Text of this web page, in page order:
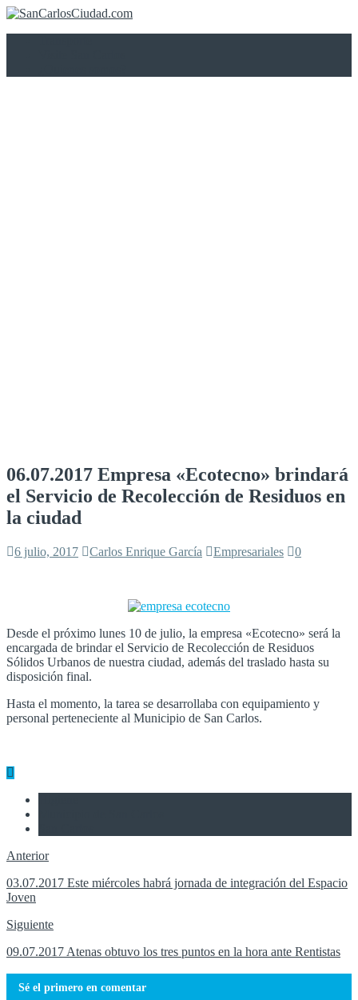
06.07.2017 Empresa «Ecotecno» brindará
el Servicio de Recolección de Residuos en
la ciudad
6 julio, 2017 Carlos Enrique García Empresariales 0
Desde el próximo lunes 10 de julio, la empresa «Ecotecno» será la
encargada de brindar el Servicio de Recolección de Residuos
Sólidos Urbanos de nuestra ciudad, además del traslado hasta su
disposición final.
Hasta el momento, la tarea se desarrollaba con equipamiento y
personal perteneciente al Municipio de San Carlos.
Anterior
03.07.2017 Este miércoles habrá jornada de integración del Espacio
Joven
Siguiente
09.07.2017 Atenas obtuvo los tres puntos en la hora ante Rentistas
Sé el primero en comentar